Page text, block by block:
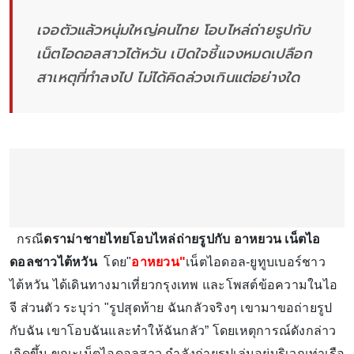
เจอตัวแล้วหนุ่มใหญ่คนไทย โอบไหล่ถ่ายรูปกับ
เน็ตไอดอลสาวไต้หวัน เปิดใจชี้แจงหมดเปลือก
สาเหตุที่ทำลงไป ไม่ได้คิดล่วงเกินแต่อย่างใด
กรณีดราม่าชายไทยโอบไหล่ถ่ายรูปกับ อาหยวน เน็ตไอ
ดอลชาวไต้หวันโดย"อาหยวน"เน็ตไอดอล-ยูทูบเบอร์ชาว
ไต้หวัน ได้เดินทางมาเที่ยวกรุงเทพ และโพสต์ข้อความในไอ
จี ส่วนตัว ระบุว่า "รูปสุดท้าย ฉันกลัวจริงๆ เขามาขอถ่ายรูป
กับฉัน เขาโอบฉันและทำให้ฉันกลัว” โดยเหตุการณ์ดังกล่าว